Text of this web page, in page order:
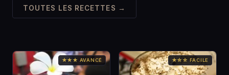
TOUTES LES RECETTES →
★★★ AVANCÉ ★☆☆ FACILE